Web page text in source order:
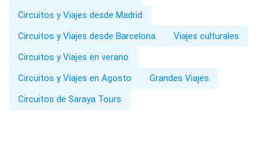
Circuitos y Viajes desde Madrid
Circuitos y Viajes desde Barcelona
Viajes culturales
Circuitos y Viajes en verano
Circuitos y Viajes en Agosto
Grandes Viajes
Circuitos de Saraya Tours